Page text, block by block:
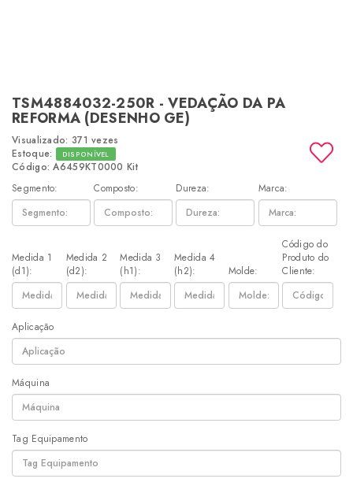
TSM4884032-250R - VEDAÇÃO DA PA
REFORMA (DESENHO GE)
Visualizado: 371 vezes
Estoque:
DISPONÍVEL
Código: A6459KT0000 Kit
Segmento:
Composto: Dureza: Marca:
Medida 1
(d1):
Medida 2
(d2):
Medida 3
(h1):
Medida 4
(h2):
Molde:
Código do
Produto do
Cliente:
Aplicação
Máquina
Tag Equipamento